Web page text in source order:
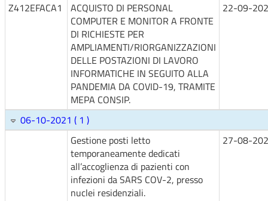
Z412EFACA1
ACQUISTO DI PERSONAL
COMPUTER E MONITOR A FRONTE
DI RICHIESTE PER
AMPLIAMENTI/RIORGANIZZAZIONI
DELLE POSTAZIONI DI LAVORO
INFORMATICHE IN SEGUITO ALLA
PANDEMIA DA COVID-19, TRAMITE
MEPA CONSIP.
22-09-
06-10-2021 ( 1 )
Gestione posti letto
temporaneamente dedicati
all’accoglienza di pazienti con
infezioni da SARS COV-2, presso
nuclei residenziali.
27-08-